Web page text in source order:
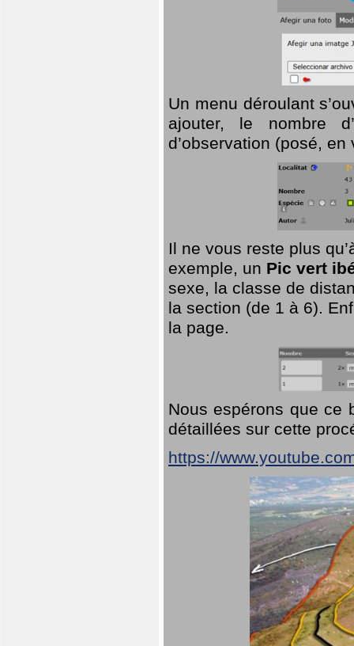
Un menu déroulant
ajouter, le nombre
d’observation (posé,
Il ne vous reste plus
exemple, un Pic vert
sexe, la classe de
la section (de 1 à 6).
la page.
Nous espérons que ce
détaillées sur cette
https://